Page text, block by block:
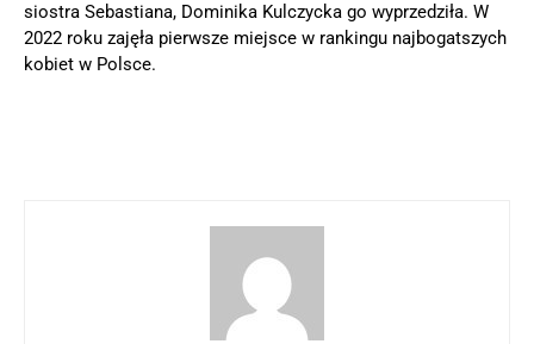
siostra Sebastiana, Dominika Kulczycka go wyprzedziła. W
2022 roku zajęła pierwsze miejsce w rankingu najbogatszych
kobiet w Polsce.